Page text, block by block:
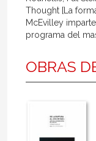
Thought [La
McEvilley
programa del
OBRAS